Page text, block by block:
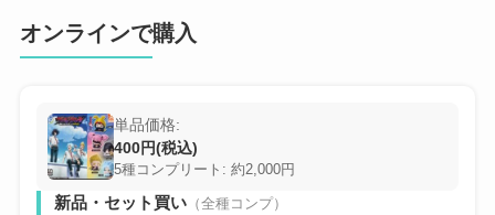
オンラインで購入
単品価格:
400円(税込)
5種コンプリート: 約2,000円
新品・セット買い（全種コンプ）